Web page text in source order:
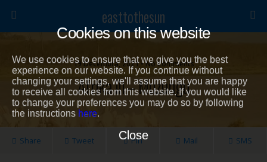
Cookies on this website
We use cookies to ensure that we give you the best
experience on our website. If you continue without
changing your settings, we'll assume that you are happy
to receive all cookies from this website. If you would like
to change your preferences you may do so by following
the instructions here.
Close
easttothesun
19 Decembra, 2021 • No Comments
Afrika III – Muzungu
Share Tweet Pin Mail SMS